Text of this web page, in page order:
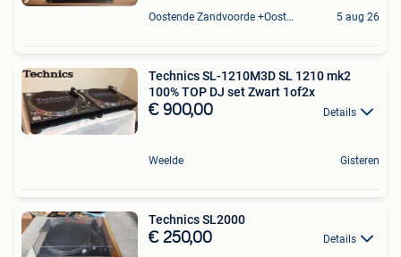
Oostende Zandvoorde +Oostende 5 aug 26
Technics SL-1210M3D SL 1210 mk2
100% TOP DJ set Zwart 1of2x
€ 900,00 Details
Weelde Gisteren
Technics SL2000
€ 250,00 Details